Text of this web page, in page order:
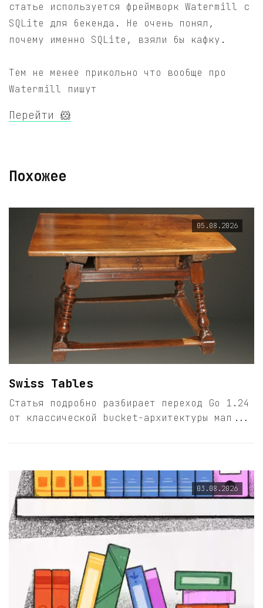
статье используется фреймворк Watermill с
SQLite для бекенда. Не очень понял,
почему именно SQLite, взяли бы кафку.
Тем не менее прикольно что вообще про
Watermill пишут
Перейти 🐹
Похожее
05.08.2026
Swiss Tables
Статья подробно разбирает переход Go 1.24
от классической bucket-архитектуры мап...
03.08.2026